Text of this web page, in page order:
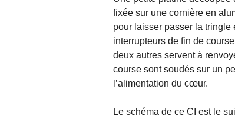
fixée sur une cornière en
pour laisser passer la tringle
interrupteurs de fin de
deux autres servent à
course sont soudés sur un
l’alimentation du cœur.
Le schéma de ce CI est le